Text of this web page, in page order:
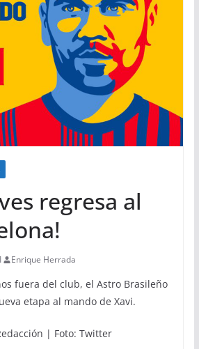
regresa al
Enrique Herrada
fuera del club, el Astro Brasileño
etapa al mando de Xavi.
| Foto: Twitter